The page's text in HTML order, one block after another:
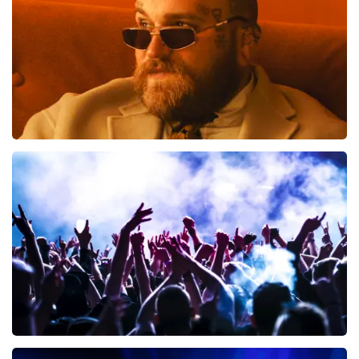
groeten, Joost Topticketshop
Teddy Swims
BESTEL NU